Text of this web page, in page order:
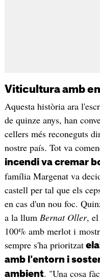
Viticultura amb
Aquesta història ara
de quinze anys, han
cellers més reconeguts
nostre país. Tot va
incendi va cremar
família Margenat va
castell per tal que els
en cas d'un nou foc.
a la llum Bernat Oller,
100% amb merlot i
sempre s'ha prioritzat
amb l'entorn i
ambient. "Una cosa